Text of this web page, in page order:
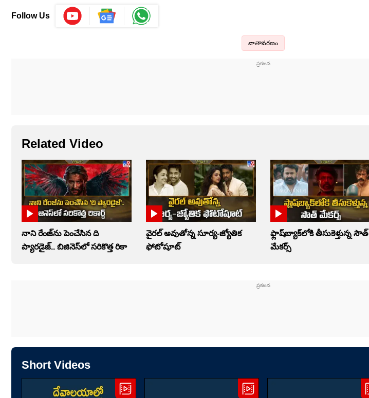
Follow Us
వాతావరణం
Related Video
నాని రేంజ్‌ను పెంచేసిన ది
ప్యారడైజ్.. బిజినెస్‌లో సరికొత్త రికా
వైరల్ అవుతోన్న సూర్య-జ్యోతిక
ఫోటోషూట్
ఫ్లాష్‌బ్యాక్‌లోకి తీసుకెళ్తున్న సౌత్‌
మేకర్స్‌
Short Videos